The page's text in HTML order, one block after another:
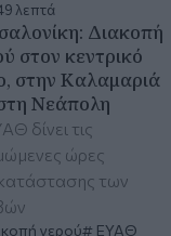
λεπτά
Διακοπή
στον κεντρικό
στην Καλαμαριά
Νεάπολη
δίνει τις
ώρες
των
νερού
ΕΥΑΘ